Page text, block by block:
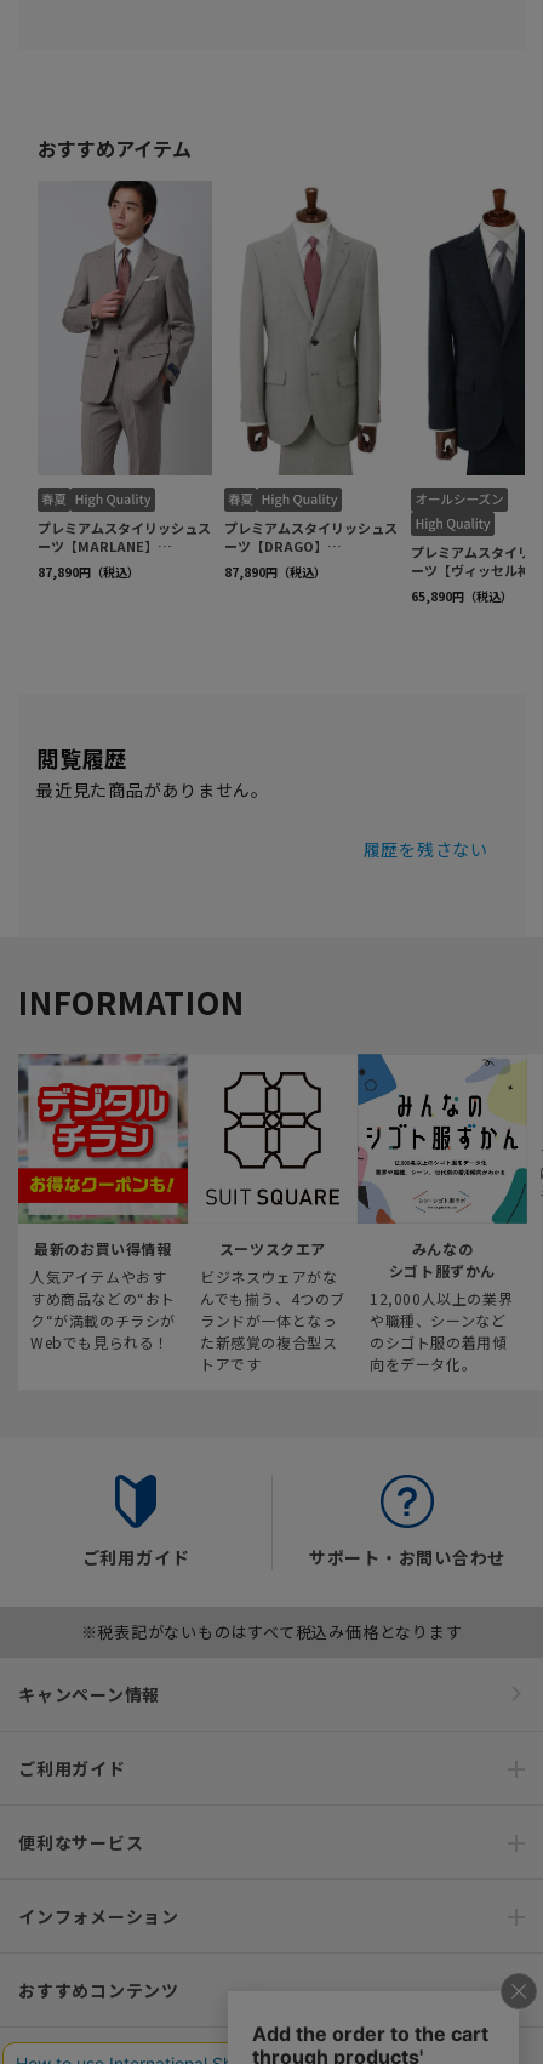
閲覧履歴
最近見た商品がありません。
履歴を残さない
INFORMATION
最新のお買い得情報
人気アイテムやおす
すめ商品などの“おト
ク“が満載のチラシが
Webでも見られる！
スーツスクエア
ビジネスウェアがな
んでも揃う、4つのブ
ランドが一体となっ
た新感覚の複合型ス
トアです
みんなの
シゴト服ずかん
12,000人以上の業界
や職種、シーンなど
のシゴト服の着用傾
向をデータ化。
ご利用ガイド サポート・お問い合わせ
※税表記がないものはすべて税込み価格となります
キャンペーン情報
ご利用ガイド
便利なサービス
インフォメーション
おすすめコンテンツ